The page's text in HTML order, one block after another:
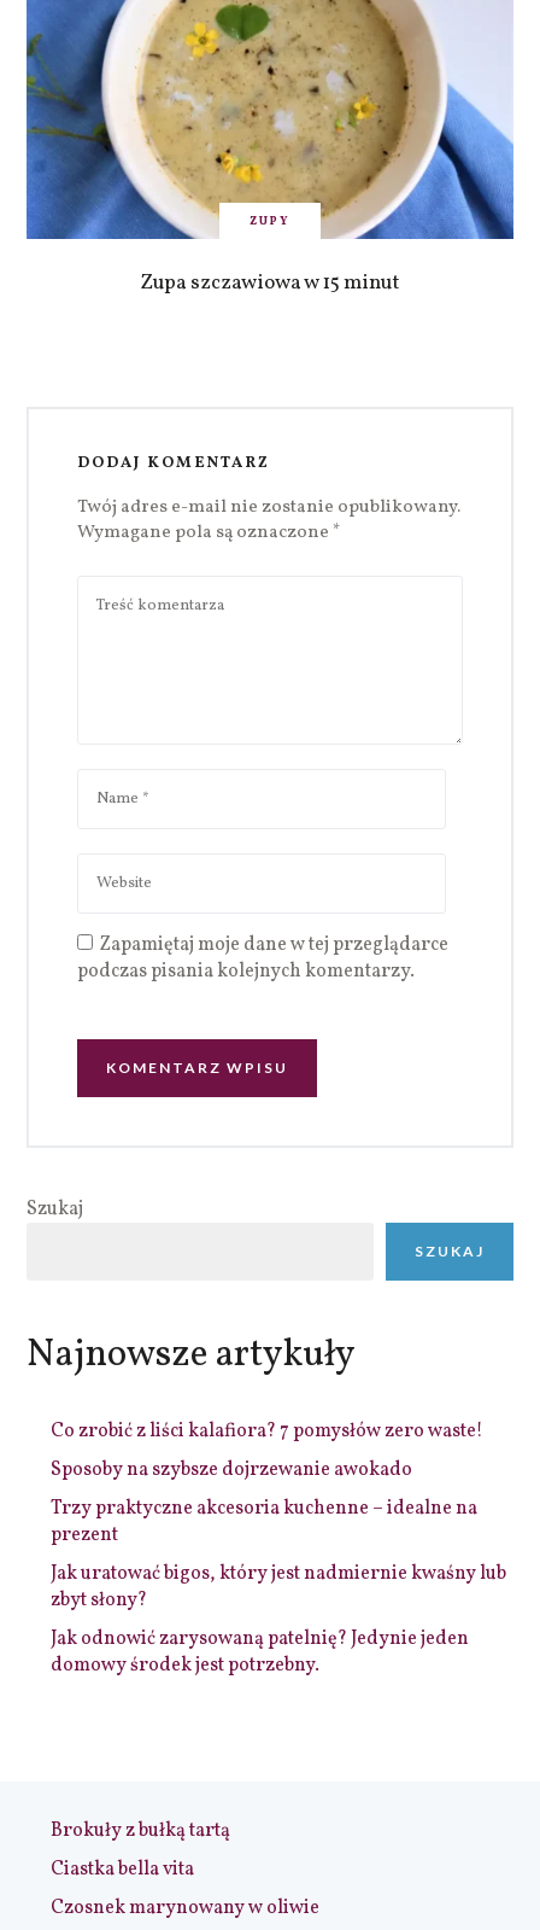
ZUPY
Zupa szczawiowa w 15 minut
DODAJ KOMENTARZ
Twój adres e-mail nie zostanie opublikowany.
Wymagane pola są oznaczone *
Zapamiętaj moje dane w tej przeglądarce
podczas pisania kolejnych komentarzy.
Szukaj
SZUKAJ
Najnowsze artykuły
Co zrobić z liści kalafiora? 7 pomysłów zero waste!
Sposoby na szybsze dojrzewanie awokado
Trzy praktyczne akcesoria kuchenne – idealne na
prezent
Jak uratować bigos, który jest nadmiernie kwaśny lub
zbyt słony?
Jak odnowić zarysowaną patelnię? Jedynie jeden
domowy środek jest potrzebny.
Brokuły z bułką tartą
Ciastka bella vita
Czosnek marynowany w oliwie